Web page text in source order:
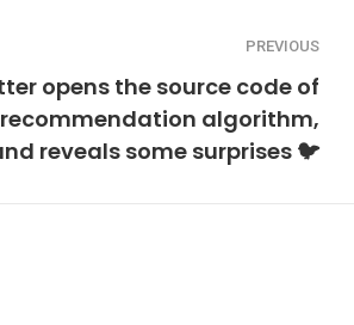
PREVIOUS
opens the source code of
algorithm,
reveals some surprises 🐦